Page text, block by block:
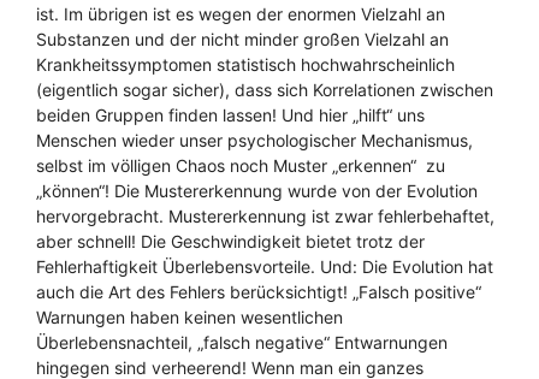
ist. Im übrigen ist es wegen der enormen Vielzahl an
Substanzen und der nicht minder großen Vielzahl an
Krankheitssymptomen statistisch hochwahrscheinlich
(eigentlich sogar sicher), dass sich Korrelationen zwischen
beiden Gruppen finden lassen! Und hier „hilft“ uns
Menschen wieder unser psychologischer Mechanismus,
selbst im völligen Chaos noch Muster „erkennen“ zu
„können“! Die Mustererkennung wurde von der Evolution
hervorgebracht. Mustererkennung ist zwar fehlerbehaftet,
aber schnell! Die Geschwindigkeit bietet trotz der
Fehlerhaftigkeit Überlebensvorteile. Und: Die Evolution hat
auch die Art des Fehlers berücksichtigt! „Falsch positive“
Warnungen haben keinen wesentlichen
Überlebensnachteil, „falsch negative“ Entwarnungen
hingegen sind verheerend! Wenn man ein ganzes